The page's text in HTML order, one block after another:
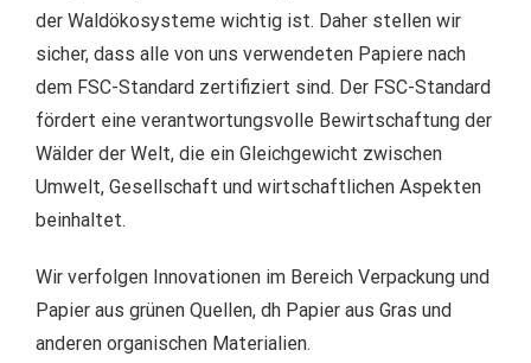
der Waldökosysteme wichtig ist. Daher stellen wir
sicher, dass alle von uns verwendeten Papiere nach
dem FSC-Standard zertifiziert sind. Der FSC-Standard
fördert eine verantwortungsvolle Bewirtschaftung der
Wälder der Welt, die ein Gleichgewicht zwischen
Umwelt, Gesellschaft und wirtschaftlichen Aspekten
beinhaltet.
Wir verfolgen Innovationen im Bereich Verpackung und
Papier aus grünen Quellen, dh Papier aus Gras und
anderen organischen Materialien.